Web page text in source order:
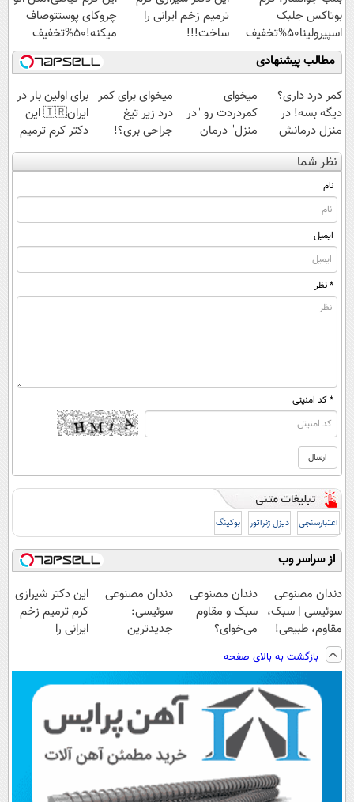
بوتاکس جلبک
اسپیرولینا50%تخفیف
ترمیم زخم ایرانی را
ساخت!!!
چروکای پوستتوصاف
میکنه!50%تخفیف
مطالب پیشنهادی
کمر درد داری؟
دیگه بسه! در
منزل درمانش
کن
(◀پرسش‌نامه)
میخوای
کمردردت رو "در
منزل" درمان
کنی؟ (◂فیلم +
◂پرسش‌نامه)
میخوای برای کمر
درد زیر تیغ
جراحی بری؟!
◗پرسش‌نامه رو
پر کن◖
برای اولین بار در
ایران🇮🇷 این
دکتر کرم ترمیم
کننده 23 روزه
ساخت!
نظر شما
نام
ایمیل
* نظر
* کد امنیتی
اعتبارسنجی دیزل ژنراتور بوکینگ
از سراسر وب
دندان مصنوعی
سوئیسی | سبک،
مقاوم، طبیعی!
ویزیت
رایگان+پرداخت
اقساطی😍
دندان مصنوعی
سبک و مقاوم
می‌خوای؟
هم داریم!😍 |
📍تهران
دندان مصنوعی
سوئیسی:
جدیدترین
پرداخت قسطی
این دکتر شیرازی
کرم ترمیم زخم
ایرانی را
بازگشت به بالای صفحه